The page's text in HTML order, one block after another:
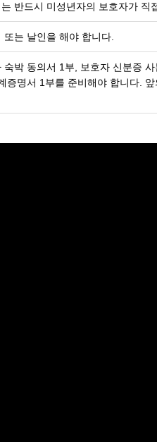
반드시 미성년자의 보호자가 직
는 날인을 해야 합니다.
숙박 동의서 1부, 보호자 신분증
증명서 1부를 준비해야 합니다.